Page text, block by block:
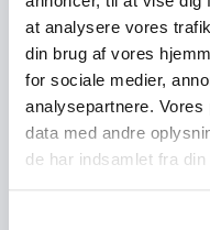
at analysere vores
din brug af vores
for sociale medier,
analysepartnere.
data med andre
de har indsamlet fra
er en konference, en
trivsel, leverer
hænger ved. Han får
får også deltagerne
det bedste værktøj, vi
sammen.